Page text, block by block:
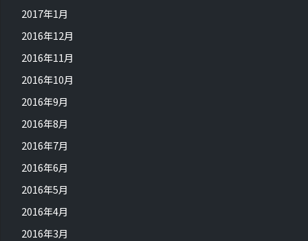
2017年1月
2016年12月
2016年11月
2016年10月
2016年9月
2016年8月
2016年7月
2016年6月
2016年5月
2016年4月
2016年3月